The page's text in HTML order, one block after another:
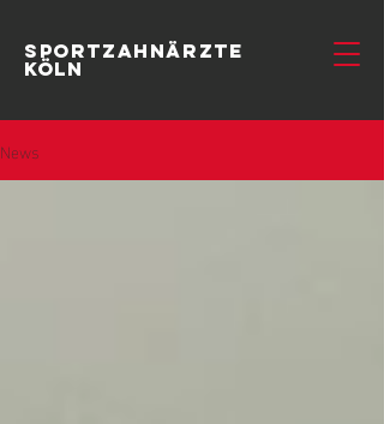
SportzahnÄrzte
Köln
News